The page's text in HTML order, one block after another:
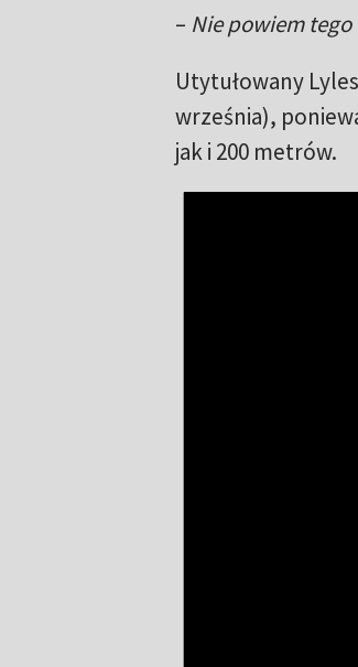
– Nie powiem
Utytułowany
września),
jak i 200 metrów.